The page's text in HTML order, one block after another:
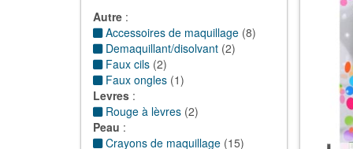
Autre :
Accessoires de maquillage (8)
Demaquillant/disolvant (2)
Faux cils (2)
Faux ongles (1)
Levres :
Rouge à lèvres (2)
Peau :
Crayons de maquillage (15)